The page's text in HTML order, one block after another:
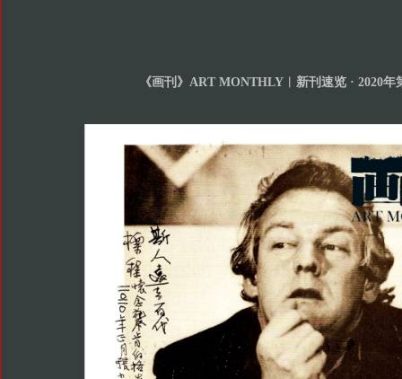
《画刊》ART MONTHLY︱新刊速览 · 2020年